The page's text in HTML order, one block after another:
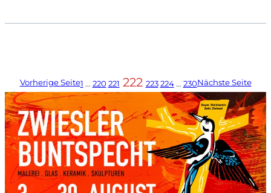
Vorherige Seite1 … 220 221 222 223 224 … 230Nächste Seite